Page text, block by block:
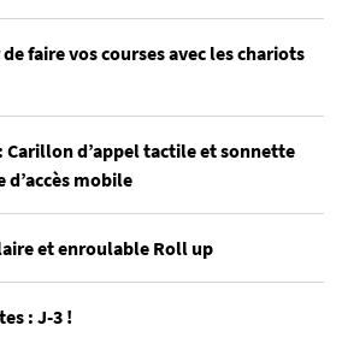
faire vos courses avec les chariots
Carillon d’appel tactile et sonnette
mobile
et enroulable Roll up
: J-3 !